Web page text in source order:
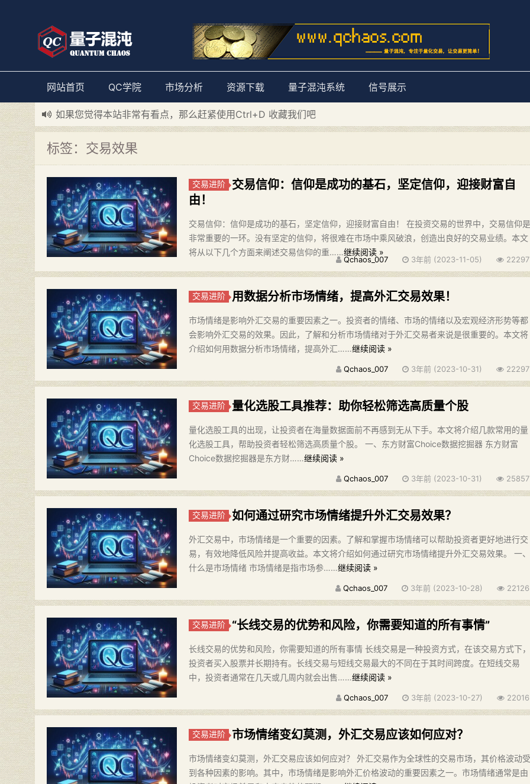
网站首页 QC学院 市场分析 资源下载 量子混沌系统 信号展示
新添加量子混沌系统板块，欢迎大家访问！---“量子混沌系统”
如果您觉得本站非常有看点，那么赶紧使用Ctrl+D 收藏我们吧
标签：交易效果
交易进阶
交易信仰：信仰是成功的基石，坚定信仰，迎接财富自
由！
交易信仰：信仰是成功的基石，坚定信仰，迎接财富自由！ 在投资交易的世界中，交易信仰是
非常重要的一环。没有坚定的信仰，将很难在市场中乘风破浪，创造出良好的交易业绩。本文
将从以下几个方面来阐述交易信仰的重……继续阅读 »
Qchaos_007 3年前 (2023-11-05) 22297
交易进阶 用数据分析市场情绪，提高外汇交易效果！
市场情绪是影响外汇交易的重要因素之一。投资者的情绪、市场的情绪以及宏观经济形势等都
会影响外汇交易的效果。因此，了解和分析市场情绪对于外汇交易者来说是很重要的。本文将
介绍如何用数据分析市场情绪，提高外汇……继续阅读 »
Qchaos_007 3年前 (2023-10-31) 22297
交易进阶 量化选股工具推荐：助你轻松筛选高质量个股
量化选股工具的出现，让投资者在海量数据面前不再感到无从下手。本文将介绍几款常用的量
化选股工具，帮助投资者轻松筛选高质量个股。 一、东方财富Choice数据挖掘器 东方财富
Choice数据挖掘器是东方财……继续阅读 »
Qchaos_007 3年前 (2023-10-31) 25857
交易进阶 如何通过研究市场情绪提升外汇交易效果？
外汇交易中，市场情绪是一个重要的因素。了解和掌握市场情绪可以帮助投资者更好地进行交
易，有效地降低风险并提高收益。本文将介绍如何通过研究市场情绪提升外汇交易效果。 一、
什么是市场情绪 市场情绪是指市场参……继续阅读 »
Qchaos_007 3年前 (2023-10-28) 22126
交易进阶 “长线交易的优势和风险，你需要知道的所有事情”
长线交易的优势和风险，你需要知道的所有事情 长线交易是一种投资方式，在该交易方式下，
投资者买入股票并长期持有。长线交易与短线交易最大的不同在于其时间跨度。在短线交易
中，投资者通常在几天或几周内就会出售……继续阅读 »
Qchaos_007 3年前 (2023-10-27) 22016
交易进阶 市场情绪变幻莫测，外汇交易应该如何应对？
市场情绪变幻莫测，外汇交易应该如何应对？ 外汇交易作为全球性的交易市场，其价格波动受
到各种因素的影响。其中，市场情绪是影响外汇价格波动的重要因素之一。市场情绪通常是由